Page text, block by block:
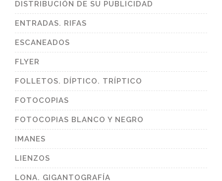
DISTRIBUCIÓN DE SU PUBLICIDAD
ENTRADAS. RIFAS
ESCANEADOS
FLYER
FOLLETOS. DÍPTICO. TRÍPTICO
FOTOCOPIAS
FOTOCOPIAS BLANCO Y NEGRO
IMANES
LIENZOS
LONA. GIGANTOGRAFÍA